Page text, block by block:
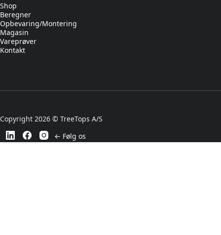
Shop
Beregner
Opbevaring/Montering
Magasin
Vareprøver
Kontakt
Copyright 2026 © TreeTops A/S
← Følg os